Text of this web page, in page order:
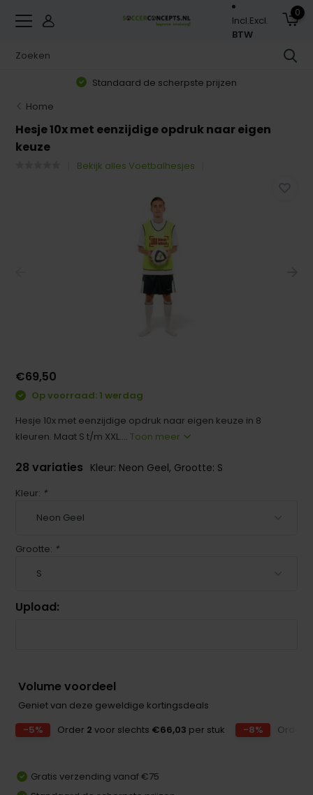
Incl.Excl.
BTW
0
Standaard de scherpste prijzen
Home
Hesje 10x met eenzijdige opdruk naar eigen
keuze
Bekijk alles Voetbalhesjes
€69,50
Op voorraad: 1 werdag
Hesje 10x met eenzijdige opdruk naar eigen keuze in 8
kleuren. Maat S t/m XXL....Toon meer
28 variaties Kleur: Neon Geel, Grootte: S
Kleur: *
Grootte: *
Upload:
Volume voordeel
Geniet van deze geweldige kortingsdeals
-5%
Order 2 voor slechts €66,03 per stuk -8% Order
Gratis verzending vanaf €75